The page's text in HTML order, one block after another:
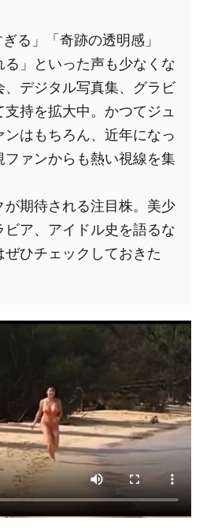
る」「奇跡の透明感」
る」といった声も少なくな
、デジタル写真集、グラビ
持を拡大中。かつてジュ
はもちろん、近年になっ
ファンからも熱い視線を集
期待される注目株。美少
ア、アイドル史を語るな
ぜひチェックしておきた